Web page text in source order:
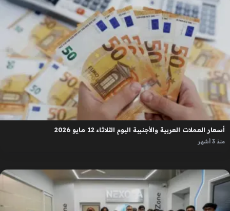
أسعار العملات العربية والأجنبية اليوم الثلاثاء 12 مايو 2026
منذ 3 أشهر